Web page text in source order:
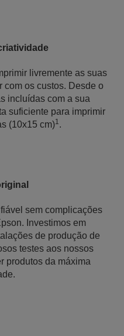
livremente as suas
com os custos. Desde o
incluídas com a sua
suficiente para imprimir
(10x15 cm)1.
sem complicações
Investimos em
de produção de
testes aos nossos
produtos da máxima